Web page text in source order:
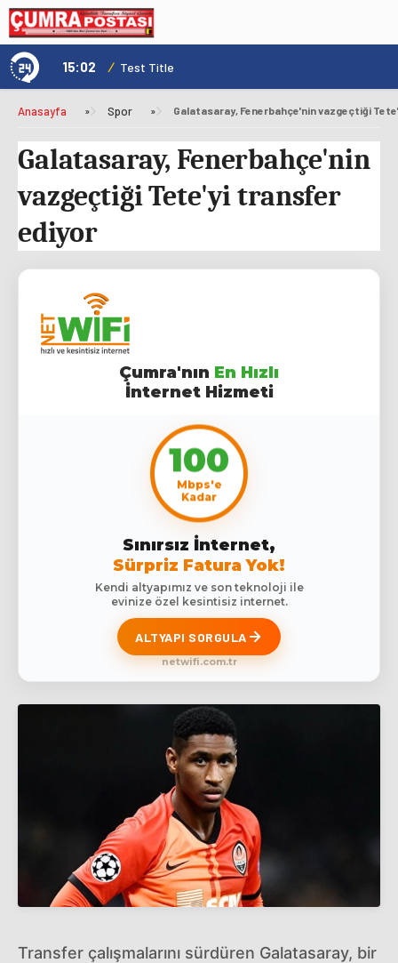
15:02 / Test Title
Anasayfa » Spor » Galatasaray, Fenerbahçe'nin vazgeçtiği
Galatasaray, Fenerbahçe'nin
vazgeçtiği Tete'yi transfer
ediyor
Çumra'nın En Hızlı
İnternet Hizmeti
100
Mbps'e
Kadar
Sınırsız İnternet,
Sürpriz Fatura Yok!
Kendi altyapımız ve son teknoloji ile
evinize özel kesintisiz internet.
ALTYAPI SORGULA
netwifi.com.tr
Transfer çalışmalarını sürdüren Galatasaray, bir